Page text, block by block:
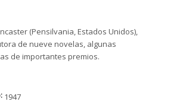
(Pensilvania, Estados Unidos),
de nueve novelas, algunas
de importantes premios.
1947